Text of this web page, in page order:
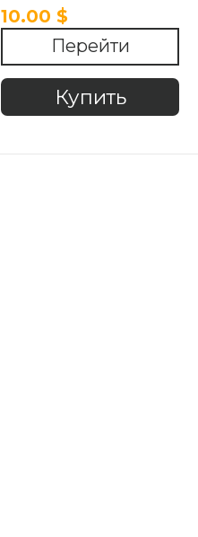
10.00 $
Перейти
Купить